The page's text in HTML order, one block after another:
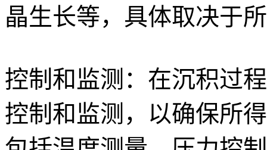
晶生长等，具体取决于
控制和监测：在沉积过
控制和监测，以确保所